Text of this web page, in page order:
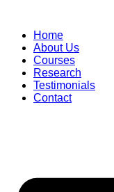
contentHome
About Us
Courses
Research
Testimonials
Contact